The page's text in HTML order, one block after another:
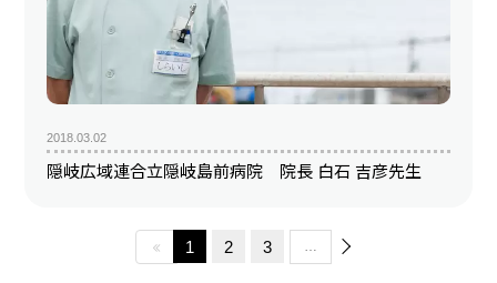
2018.03.02
隠岐広域連合立隠岐島前病院 院長 白石 吉彦先生
1 2 3 …